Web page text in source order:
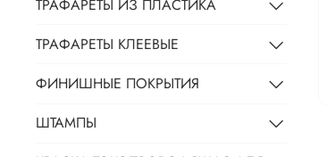
ТРАФАРЕТЫ ИЗ ПЛАСТИКА
ТРАФАРЕТЫ КЛЕЕВЫЕ
ФИНИШНЫЕ ПОКРЫТИЯ
ШТАМПЫ